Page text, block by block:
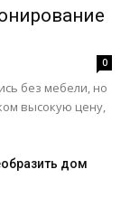
0
без мебели, но
высокую цену,
дом